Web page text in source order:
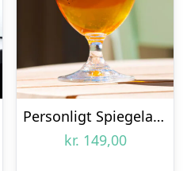
Personligt Spiegelau Ølglas med Gravering – Bogstav, Navn & Krans
kr. 149,00